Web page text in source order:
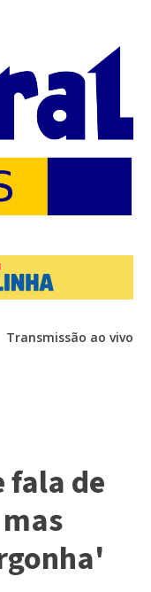
Transmissão ao vivo
fala de